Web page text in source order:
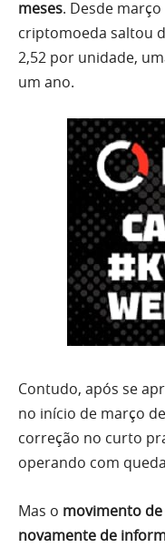
meses. Desde
criptomoeda saltou
2,52 por unidade,
um ano.
Contudo, após se
no início de março
correção no curto
operando com
Mas o movimento
novamente de